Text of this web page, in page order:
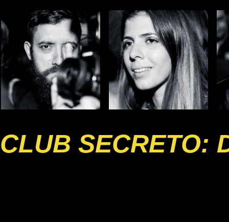
CLUB SECRETO: